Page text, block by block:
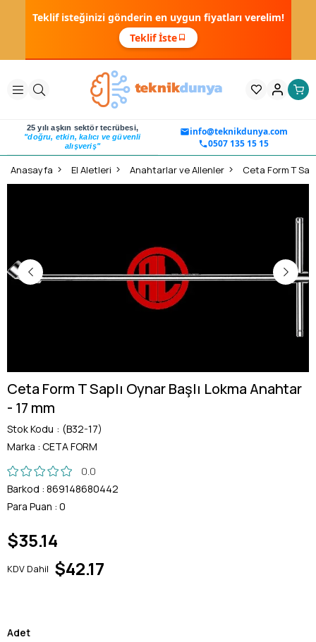
Teklif isteğinizi gönderin en uygun fiyatları verelim!
Teklif İste
25 yılı aşkın sektör tecrübesi,
"doğru, etkin, kalıcı ve güvenli
alışveriş"
info@teknikdunya.com
0507 135 15 15
Anasayfa El Aletleri Anahtarlar ve Allenler Ceta Form T
Ceta Form T Saplı Oynar Başlı Lokma Anahtar
- 17 mm
Stok Kodu
(B32-17)
Marka : CETA FORM
0.0
Barkod : 869148680442
Para Puan : 0
$35.14
KDV Dahil $42.17
Adet